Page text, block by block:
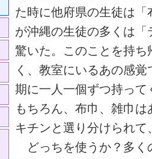
た時に他府県の生徒は
が沖縄の生徒の多くは
驚いた。このことを持
く、教室にいるあの感
期に一人一個ずつ持っ
もちろん、布巾、雑巾は
キチンと選り分けられ
どっちを使うか？多く